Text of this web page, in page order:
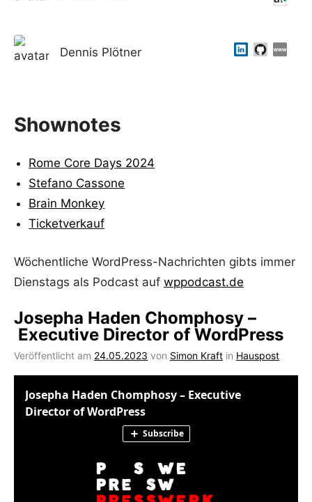
Dennis Plötner
Shownotes
Rome Core Days 2024
Stefano Cassone
Brain Monkey
Ticketverkauf
Wöchentliche WordPress-Nachrichten gibts immer
Dienstags als Podcast auf wppodcast.de
Josepha Haden Chomphosy –
Executive Director of WordPress
Veröffentlicht am 24.05.2023 von Simon Kraft in Hauspost